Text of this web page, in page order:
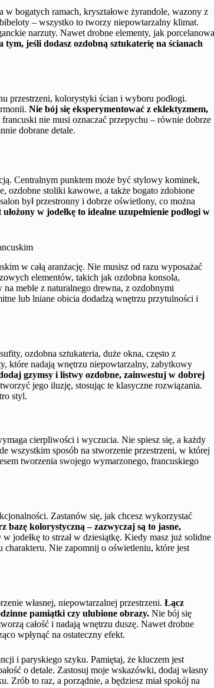
w bogatych ramach, kryształowe żyrandole, wazony z
– wszystko to tworzy niepowtarzalny klimat.
narzuty. Nawet drobne elementy, jak
tym, jeśli dodasz ozdobną sztukaterię na ścianach
przestrzeni, kolorystyki ścian i wyboru podłogi.
Nie bój się eksperymentować z eklektyzmem,
francuski nie musi oznaczać przepychu – równie dobrze
dobrane detale.
Centralnym punktem może być stylowy kominek,
ozdobne stoliki kawowe, a także bogato zdobione
był przestronny i dobrze oświetlony, co można
w jodełkę to idealne uzupełnienie podłogi w
w całą aranżację. Nie musisz od razu wyposażać
elementów, takich jak ozdobna konsola,
na meble z naturalnego drewna, z ozdobnymi
lub lniane obicia dodadzą wnętrzu przytulności i
ozdobna sztukateria, duże okna, często z
które nadają wnętrzu niepowtarzalny, zabytkowy
gzymsy i listwy ozdobne, zainwestuj w dobrej
jego iluzję, stosując te klasyczne rozwiązania.
styl.
cierpliwości i wyczucia. Nie spiesz się, a każdy
wszystkim sposób na stworzenie przestrzeni, w której
tworzenia swojego wymarzonego, francuskiego
Zastanów się, jak chcesz wykorzystać
bazę kolorystyczną – zazwyczaj są to jasne,
jodełkę to strzał w dziesiątkę. Kiedy masz już solidne
charakteru. Nie zapomnij o oświetleniu, które jest
własnej, niepowtarzalnej przestrzeni.Łącz
pamiątki czy ulubione obrazy. Nie bój się
całość i nadają wnętrzu duszę. Nawet drobne
wpłynąć na ostateczny efekt.
i paryskiego szyku. Pamiętaj, że kluczem jest
o detale. Zastosuj moje wskazówki, dodaj własny
Zrób to raz, a porządnie, a będziesz miał spokój na